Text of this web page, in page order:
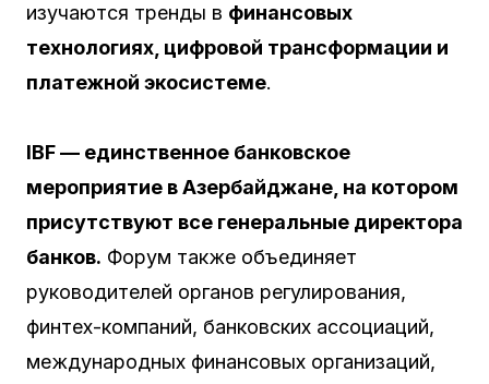
изучаются тренды в финансовых
технологиях, цифровой трансформации и
платежной экосистеме.
IBF — единственное банковское
мероприятие в Азербайджане, на котором
присутствуют все генеральные директора
банков. Форум также объединяет
руководителей органов регулирования,
финтех-компаний, банковских ассоциаций,
международных финансовых организаций,